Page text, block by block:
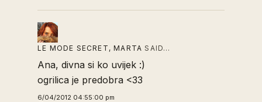
LE MODE SECRET, MARTA SAID…
Ana, divna si ko uvijek :)
ogrilica je predobra <33
6/04/2012 04:55:00 pm